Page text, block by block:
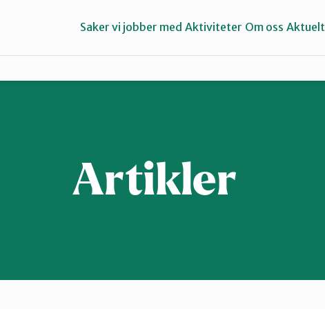
Saker vi jobber med Aktiviteter Om oss Aktuelt
Artikler